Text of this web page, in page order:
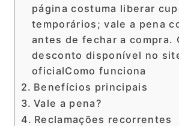
página costuma liberar
temporários; vale a pena
antes de fechar a compra.
desconto disponível no
oficialComo funciona
Benefícios principais
Vale a pena?
Reclamações recorrentes